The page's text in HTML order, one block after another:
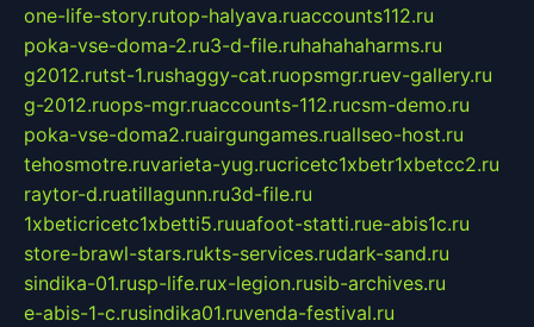
one-life-story.rutop-halyava.ruaccounts112.ru
poka-vse-doma-2.ru3-d-file.ruhahahaharms.ru
g2012.rutst-1.rushaggy-cat.ruopsmgr.ruev-gallery.ru
g-2012.ruops-mgr.ruaccounts-112.rucsm-demo.ru
poka-vse-doma2.ruairgungames.ruallseo-host.ru
tehosmotre.ruvarieta-yug.rucricetc1xbetr1xbetcc2.ru
raytor-d.ruatillagunn.ru3d-file.ru
1xbeticricetc1xbetti5.ruuafoot-statti.rue-abis1c.ru
store-brawl-stars.rukts-services.rudark-sand.ru
sindika-01.rusp-life.rux-legion.rusib-archives.ru
e-abis-1-c.rusindika01.ruvenda-festival.ru